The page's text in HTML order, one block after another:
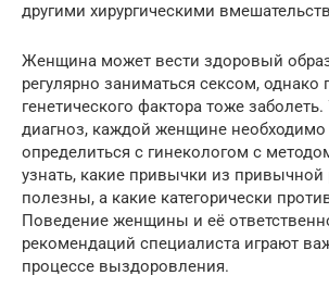
другими хирургическими
Женщина может вести здоровый
регулярно заниматься сексом, однако
генетического фактора тоже
диагноз, каждой женщине необходимо
определиться с гинекологом с
узнать, какие привычки из
полезны, а какие категорически
Поведение женщины и её
рекомендаций специалиста играют
процессе выздоровления.